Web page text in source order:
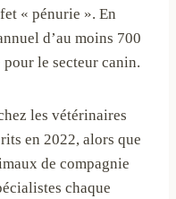
« pénurie ». En
d’au moins 700
le secteur canin.
les vétérinaires
en 2022, alors que
de compagnie
chaque